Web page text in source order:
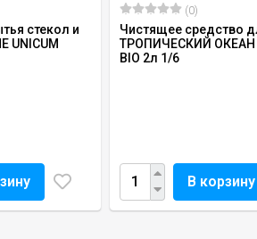
стекол и
UNICUM
(0)
Чистящее средство
ТРОПИЧЕСКИЙ ОКЕАН
BIO 2л 1/6
В корзину